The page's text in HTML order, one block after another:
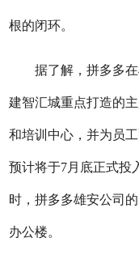
根的闭环。
据了解，拼多多
建智汇城重点打造的
和培训中心，并为员
预计将于7月底正式投
时，拼多多雄安公司
办公楼。